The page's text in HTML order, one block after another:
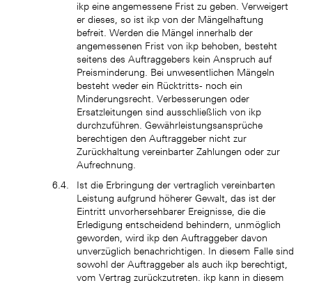
ikp eine angemessene Frist zu geben. Verweigert
er dieses, so ist ikp von der Mängelhaftung
befreit. Werden die Mängel innerhalb der
angemessenen Frist von ikp behoben, besteht
seitens des Auftraggebers kein Anspruch auf
Preisminderung. Bei unwesentlichen Mängeln
besteht weder ein Rücktritts- noch ein
Minderungsrecht. Verbesserungen oder
Ersatzleitungen sind ausschließlich von ikp
durchzuführen. Gewährleistungsansprüche
berechtigen den Auftraggeber nicht zur
Zurückhaltung vereinbarter Zahlungen oder zur
Aufrechnung.
Ist die Erbringung der vertraglich vereinbarten
Leistung aufgrund höherer Gewalt, das ist der
Eintritt unvorhersehbarer Ereignisse, die die
Erledigung entscheidend behindern, unmöglich
geworden, wird ikp den Auftraggeber davon
unverzüglich benachrichtigen. In diesem Falle sind
sowohl der Auftraggeber als auch ikp berechtigt,
vom Vertrag zurückzutreten. ikp kann in diesem